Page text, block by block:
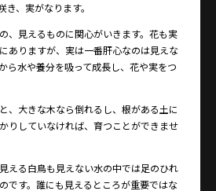
、実がなります。
、見えるものに関心がいきます。花も実
ありますが、実は一番肝心なのは見えな
ら水や養分を吸って成長し、花や実をつ
、大きな木なら倒れるし、根がある土に
りしていなければ、育つことができませ
える白鳥も見えない水の中では足のひれ
です。誰にも見えるところが重要ではな